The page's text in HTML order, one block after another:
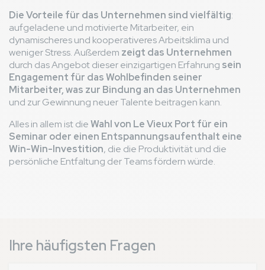
Die Vorteile für das Unternehmen sind vielfältig:
aufgeladene und motivierte Mitarbeiter, ein
dynamischeres und kooperativeres Arbeitsklima und
weniger Stress. Außerdem zeigt das Unternehmen
durch das Angebot dieser einzigartigen Erfahrung sein
Engagement für das Wohlbefinden seiner
Mitarbeiter, was zur Bindung an das Unternehmen
und zur Gewinnung neuer Talente beitragen kann.
Alles in allem ist dieWahl von Le Vieux Port für ein
Seminar oder einen Entspannungsaufenthalt eine
Win-Win-Investition, die die Produktivität und die
persönliche Entfaltung der Teams fördern würde.
Ihre häufigsten Fragen